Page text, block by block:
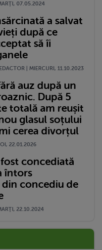
07.05.2024
a salvat
după ce
să îi
| MIERCURI, 11.10.2023
auz după un
După 5
totală am reușit
glasul soțului
cerea divorțul
22.01.2026
concediată
întors
concediu de
22.10.2024